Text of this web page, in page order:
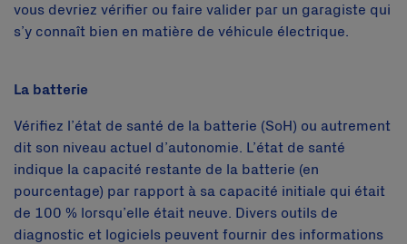
vous devriez vérifier ou faire valider par un garagiste qui
s’y connaît bien en matière de véhicule électrique.
La batterie
Vérifiez l’état de santé de la batterie (SoH) ou autrement
dit son niveau actuel d’autonomie. L’état de santé
indique la capacité restante de la batterie (en
pourcentage) par rapport à sa capacité initiale qui était
de 100 % lorsqu’elle était neuve. Divers outils de
diagnostic et logiciels peuvent fournir des informations